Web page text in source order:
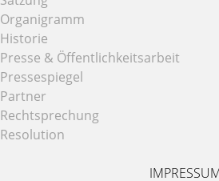
Organigramm
Historie
Presse & Öffentlichkeitsarbeit
Pressespiegel
Partner
Rechtsprechung
Resolution